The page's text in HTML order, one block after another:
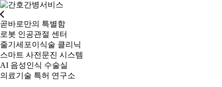
곧바로만의 특별함
로봇 인공관절 센터
줄기세포이식술 클리닉
스마트 사전문진 시스템
AI 음성인식 수술실
의료기술 특허 연구소